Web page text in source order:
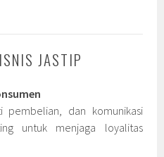
JASTIP
pembelian, dan komunikasi
untuk menjaga loyalitas